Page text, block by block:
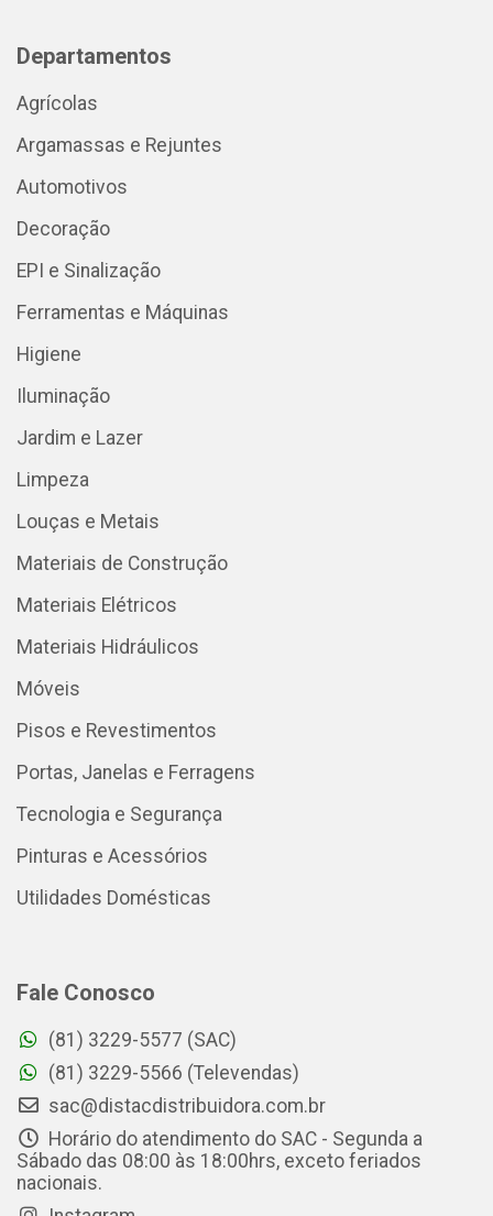
Departamentos
Agrícolas
Argamassas e Rejuntes
Automotivos
Decoração
EPI e Sinalização
Ferramentas e Máquinas
Higiene
Iluminação
Jardim e Lazer
Limpeza
Louças e Metais
Materiais de Construção
Materiais Elétricos
Materiais Hidráulicos
Móveis
Pisos e Revestimentos
Portas, Janelas e Ferragens
Tecnologia e Segurança
Pinturas e Acessórios
Utilidades Domésticas
Fale Conosco
(81) 3229-5577 (SAC)
(81) 3229-5566 (Televendas)
sac@distacdistribuidora.com.br
Horário do atendimento do SAC - Segunda a
Sábado das 08:00 às 18:00hrs, exceto feriados
nacionais.